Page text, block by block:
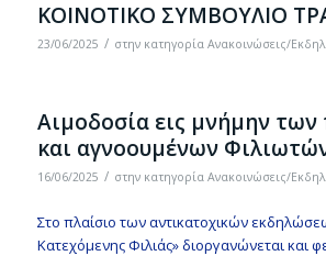
KΟΙΝΟΤΙΚΟ ΣΥΜΒΟΥΛΙΟ
23/06/2025 / στην κατηγορία Ανακοινώσεις/
Aιμοδοσία εις μνήμην
και αγνοουμένων
16/06/2025 / στην κατηγορία Ανακοινώσεις/
Στο πλαίσιο των αντικατοχικών
Κατεχόμενης Φιλιάς» διοργανώνεται και